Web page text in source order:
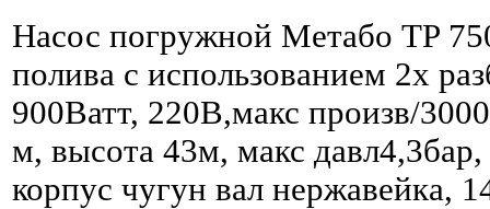
Насос погружной Метабо TP
полива с использованием 2х
900Ватт, 220В,макс произв/
м, высота 43м, макс давл4,3бар,
корпус чугун вал нержавейка,